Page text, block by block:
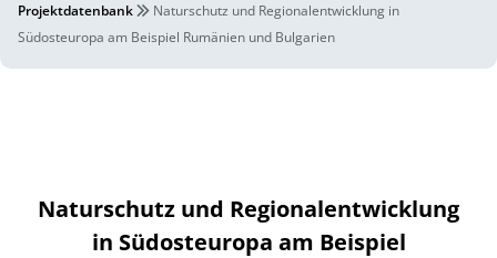
Projektdatenbank
Naturschutz und Regionalentwicklung in
Südosteuropa am Beispiel Rumänien und Bulgarien
Naturschutz und Regionalentwicklung
in Südosteuropa am Beispiel